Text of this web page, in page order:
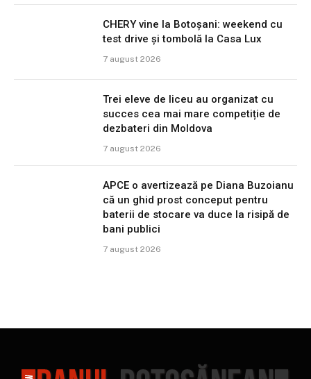
CHERY vine la Botoșani: weekend cu
test drive și tombolă la Casa Lux
7 august 2026
Trei eleve de liceu au organizat cu
succes cea mai mare competiție de
dezbateri din Moldova
7 august 2026
APCE o avertizează pe Diana Buzoianu
că un ghid prost conceput pentru
baterii de stocare va duce la risipă de
bani publici
7 august 2026